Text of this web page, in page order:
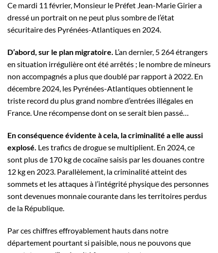
Ce mardi 11 février, Monsieur le Préfet Jean-Marie Girier a
dressé un portrait on ne peut plus sombre de l’état
sécuritaire des Pyrénées-Atlantiques en 2024.
D’abord, sur le plan migratoire. L’an dernier, 5 264 étrangers
en situation irrégulière ont été arrêtés ; le nombre de mineurs
non accompagnés a plus que doublé par rapport à 2022. En
décembre 2024, les Pyrénées-Atlantiques obtiennent le
triste record du plus grand nombre d’entrées illégales en
France. Une récompense dont on se serait bien passé…
En conséquence évidente à cela, la criminalité a elle aussi
explosé. Les trafics de drogue se multiplient. En 2024, ce
sont plus de 170 kg de cocaïne saisis par les douanes contre
12 kg en 2023. Parallèlement, la criminalité atteint des
sommets et les attaques à l’intégrité physique des personnes
sont devenues monnaie courante dans les territoires perdus
de la République.
Par ces chiffres effroyablement hauts dans notre
département pourtant si paisible, nous ne pouvons que